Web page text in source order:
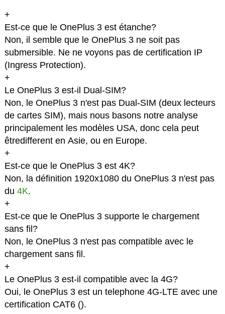
+
Est-ce que le OnePlus 3 est étanche?
Non, il semble que le OnePlus 3 ne soit pas
submersible. Ne ne voyons pas de certification IP
(Ingress Protection).
+
Le OnePlus 3 est-il Dual-SIM?
Non, le OnePlus 3 n'est pas Dual-SIM (deux lecteurs
de cartes SIM), mais nous basons notre analyse
principalement les modèles USA, donc cela peut
êtredifferent en Asie, ou en Europe.
+
Est-ce que le OnePlus 3 est 4K?
Non, la définition 1920x1080 du OnePlus 3 n'est pas
du 4K.
+
Est-ce que le OnePlus 3 supporte le chargement
sans fil?
Non, le OnePlus 3 n'est pas compatible avec le
chargement sans fil.
+
Le OnePlus 3 est-il compatible avec la 4G?
Oui, le OnePlus 3 est un telephone 4G-LTE avec une
certification CAT6 ().